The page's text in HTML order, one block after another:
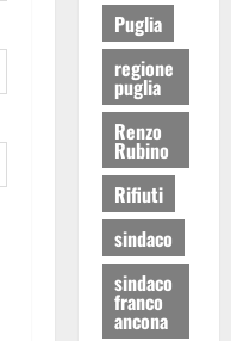
Puglia
regione
puglia
Renzo
Rubino
Rifiuti
sindaco
sindaco
franco
ancona